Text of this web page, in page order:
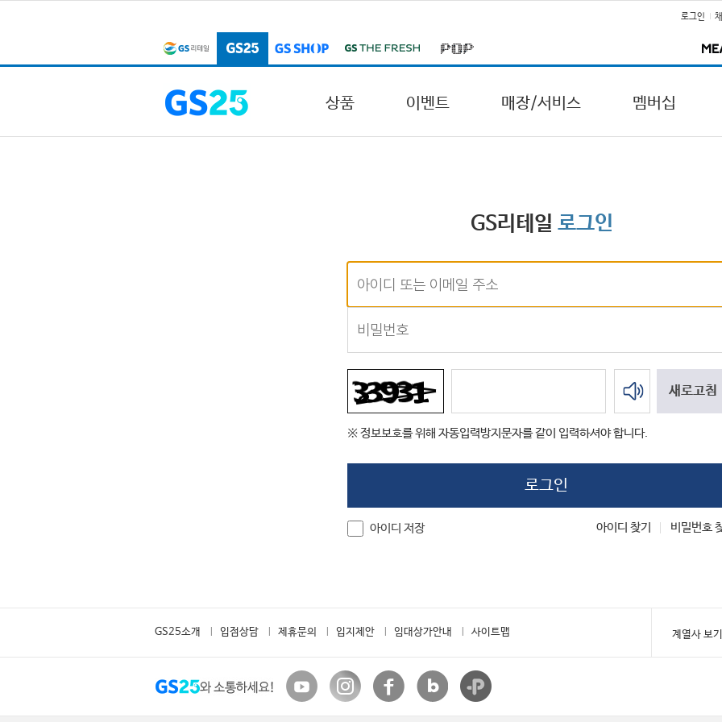
본문 바로가기
주메뉴 바로가기
로그인
상품 이벤트 매장/서비스 멤버십
GS리테일 로그인
※ 정보보호를 위해 자동입력방지문자를 같이 입력하셔야 합니다.
아이디 저장 아이디 찾기 비밀번호
GS25소개 입점상담 제휴문의 입지제안 임대상가안내 사이트맵 계열사 보기